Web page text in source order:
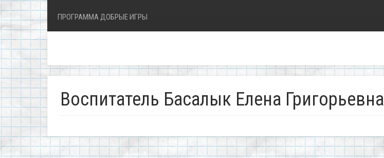
ПРОГРАММА ДОБРЫЕ ИГРЫ
Воспитатель Басалык Елена Григорьевна